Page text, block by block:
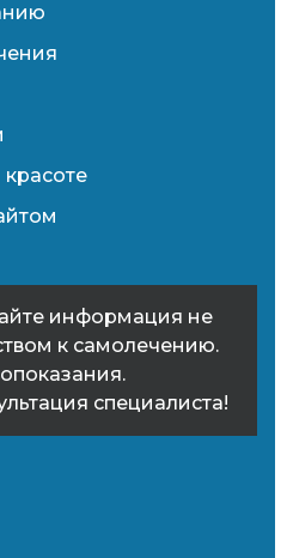
информация не
к самолечению.
специалиста!